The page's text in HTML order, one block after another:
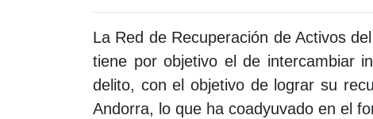
La Red de Recuperación de Activos
tiene por objetivo el de intercambiar
delito, con el objetivo de lograr su
Andorra, lo que ha coadyuvado en el